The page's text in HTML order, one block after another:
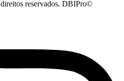
reservados. DBIPro©